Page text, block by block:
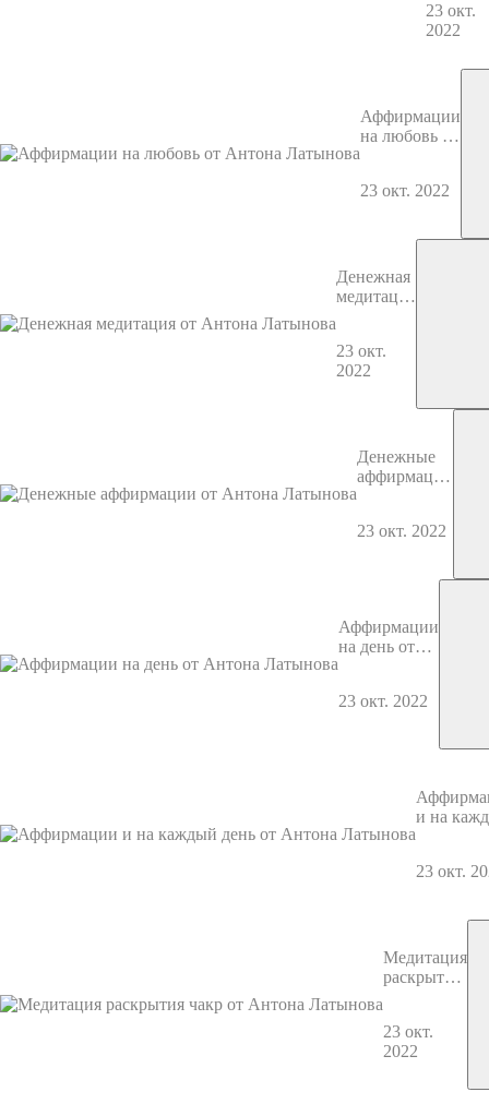
Антона
23 окт.
2022
Аффирмации
на любовь от
23 окт. 2022
Денежная
медитация
23 окт.
2022
Денежные
аффирмации
23 окт. 2022
Аффирмации
на день от
23 окт. 2022
и на
Латынова
23 окт.
Медитация
раскрытия
Латынова
23 окт.
2022